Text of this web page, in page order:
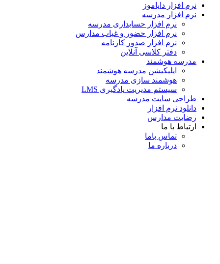
نرم افزار دایاموز
نرم افزار مدرسه
نرم افزار حسابداری مدرسه
نرم افزار حضور و غیاب مدارس
نرم افزار صدور کارنامه
دفتر کلاسی آنلاین
مدرسه هوشمند
اپلیکیشن مدرسه هوشمند
هوشمند سازی مدرسه
سیستم مدیریت یادگیری LMS
طراحی سایت مدرسه
دانلود نرم افزار
رضایت مدارس
ارتباط با ما
تماس با‌ما
درباره ما